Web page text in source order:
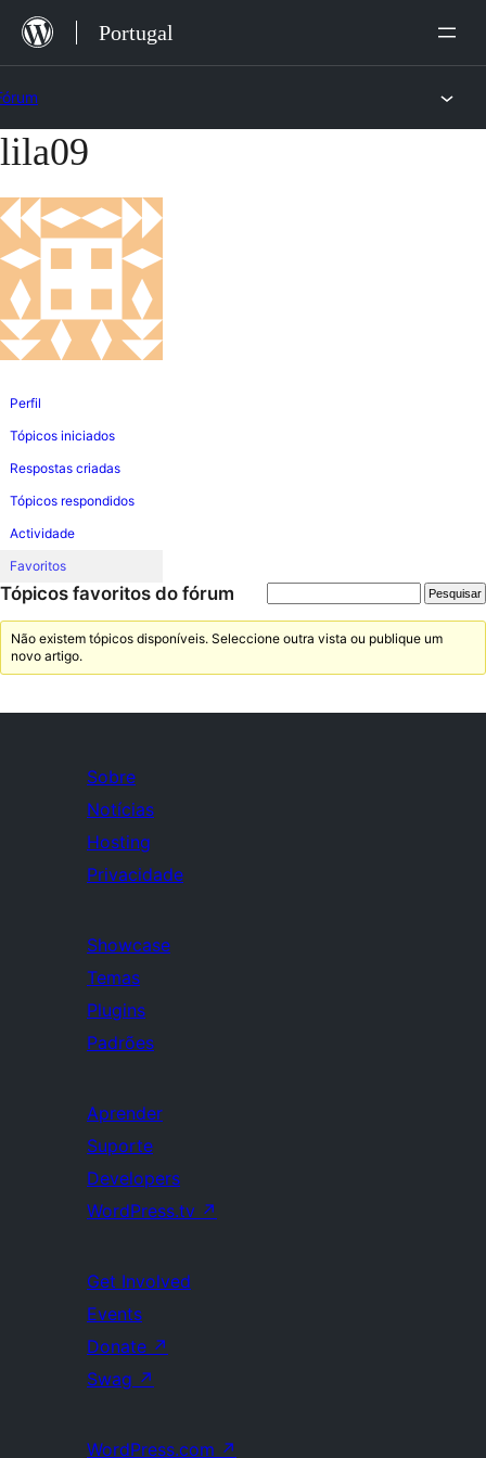
Saltar
para
Portugal
Saltar
o
conteúdo
lila09
Perfil
Tópicos iniciados
Respostas criadas
Tópicos respondidos
Actividade
Favoritos
Tópicos favoritos do fórum
Não existem tópicos disponíveis. Seleccione outra vista ou publique um
novo artigo.
Sobre
Notícias
Hosting
Privacidade
Showcase
Temas
Plugins
Padrões
Aprender
Suporte
Developers
WordPress.tv ↗
Get Involved
Events
Donate ↗
Swag ↗
WordPress.com ↗